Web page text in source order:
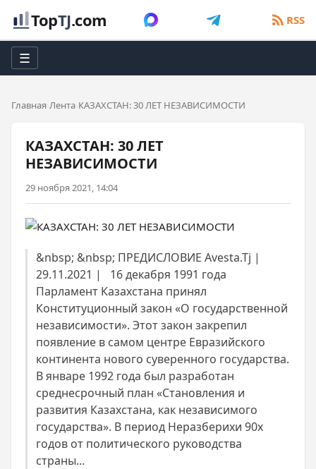
TopTJ.com RSS
☰
Главная Лента КАЗАХСТАН: 30 ЛЕТ НЕЗАВИСИМОСТИ
КАЗАХСТАН: 30 ЛЕТ
НЕЗАВИСИМОСТИ
29 ноября 2021, 14:04
&nbsp; &nbsp; ПРЕДИСЛОВИЕ Avesta.Tj |
29.11.2021 | 16 декабря 1991 года
Парламент Казахстана принял
Конституционный закон «О государственной
независимости». Этот закон закрепил
появление в самом центре Евразийского
континента нового суверенного государства.
В январе 1992 года был разработан
среднесрочный план «Становления и
развития Казахстана, как независимого
государства». В период Неразберихи 90х
годов от политического руководства
страны...